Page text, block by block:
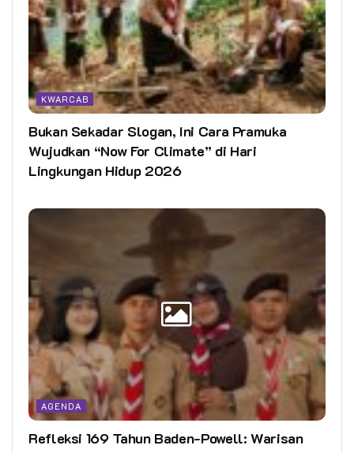
KWARCAB
Bukan Sekadar Slogan, Ini Cara Pramuka
Wujudkan “Now For Climate” di Hari
Lingkungan Hidup 2026
AGENDA
Refleksi 169 Tahun Baden-Powell: Warisan